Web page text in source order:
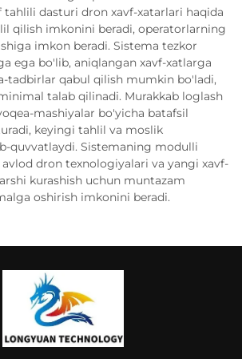
dasturi dron xavf-xatarlari haqida
qilish imkonini beradi, operatorlarning
imkon beradi. Sistema tezkor
ega bo'lib, aniqlangan xavf-xatlarga
tadbirlar qabul qilish mumkin bo'ladi,
talab qilinadi. Murakkab loglash
mashiyalar bo'yicha batafsil
keyingi tahlil va moslik
quvvatlaydi. Sistemaning modulli
dron texnologiyalari va yangi xavf-
kurashish uchun muntazam
oshirish imkonini beradi.